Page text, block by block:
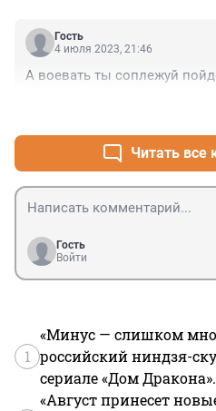
Гость
4 июля 2023, 21:46
А воевать ты соплежуй
Читать все
Гость
Войти
1
«Минус — слишком
российский ниндзя-
сериале «Дом
«Август принесет